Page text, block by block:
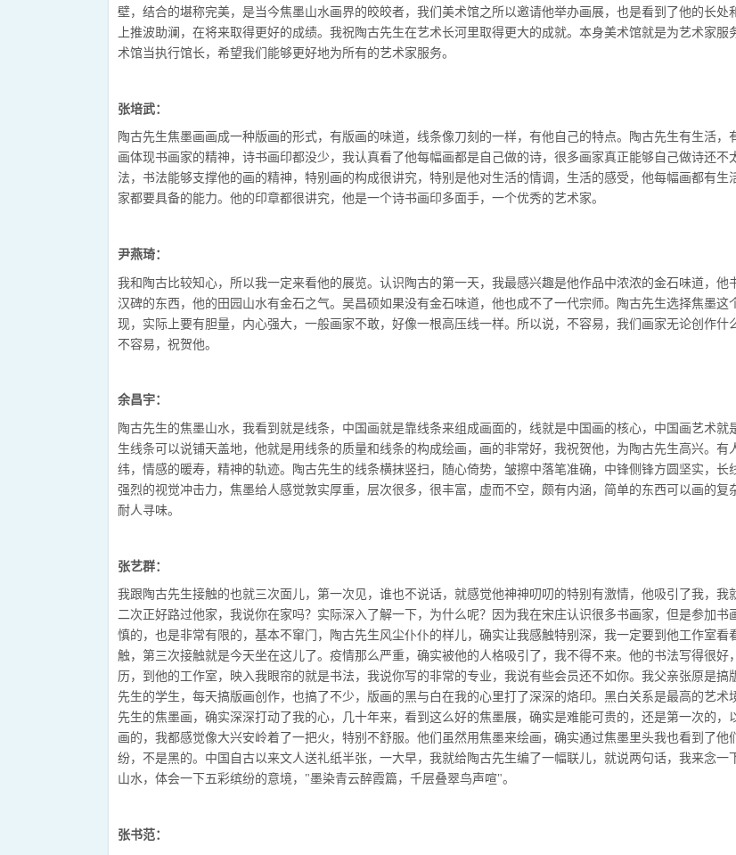
壁，结合的堪称完美，是当今焦墨山水画界的皎皎者，我们美术馆之所以邀请他举办画展，也是看到了他的长处
上推波助澜，在将来取得更好的成绩。我祝陶古先生在艺术长河里取得更大的成就。本身美术馆就是为艺术家服
术馆当执行馆长，希望我们能够更好地为所有的艺术家服务。
张培武：
陶古先生焦墨画画成一种版画的形式，有版画的味道，线条像刀刻的一样，有他自己的特点。陶古先生有生活，
画体现书画家的精神，诗书画印都没少，我认真看了他每幅画都是自己做的诗，很多画家真正能够自己做诗还不
法，书法能够支撑他的画的精神，特别画的构成很讲究，特别是他对生活的情调，生活的感受，他每幅画都有生
家都要具备的能力。他的印章都很讲究，他是一个诗书画印多面手，一个优秀的艺术家。
尹燕琦：
我和陶古比较知心，所以我一定来看他的展览。认识陶古的第一天，我最感兴趣是他作品中浓浓的金石味道，他
汉碑的东西，他的田园山水有金石之气。吴昌硕如果没有金石味道，他也成不了一代宗师。陶古先生选择焦墨这
现，实际上要有胆量，内心强大，一般画家不敢，好像一根高压线一样。所以说，不容易，我们画家无论创作什
不容易，祝贺他。
余昌宇：
陶古先生的焦墨山水，我看到就是线条，中国画就是靠线条来组成画面的，线就是中国画的核心，中国画艺术就
生线条可以说铺天盖地，他就是用线条的质量和线条的构成绘画，画的非常好，我祝贺他，为陶古先生高兴。有
纬，情感的暖寿，精神的轨迹。陶古先生的线条横抹竖扫，随心倚势，皱擦中落笔准确，中锋侧锋方圆坚实，长
强烈的视觉冲击力，焦墨给人感觉敦实厚重，层次很多，很丰富，虚而不空，颇有内涵，简单的东西可以画的复
耐人寻味。
张艺群：
我跟陶古先生接触的也就三次面儿，第一次见，谁也不说话，就感觉他神神叨叨的特别有激情，他吸引了我，我
二次正好路过他家，我说你在家吗？实际深入了解一下，为什么呢？因为我在宋庄认识很多书画家，但是参加书
慎的，也是非常有限的，基本不窜门，陶古先生风尘仆仆的样儿，确实让我感触特别深，我一定要到他工作室看
触，第三次接触就是今天坐在这儿了。疫情那么严重，确实被他的人格吸引了，我不得不来。他的书法写得很好
历，到他的工作室，映入我眼帘的就是书法，我说你写的非常的专业，我说有些会员还不如你。我父亲张原是搞
先生的学生，每天搞版画创作，也搞了不少，版画的黑与白在我的心里打了深深的烙印。黑白关系是最高的艺术
先生的焦墨画，确实深深打动了我的心，几十年来，看到这么好的焦墨展，确实是难能可贵的，还是第一次的，
画的，我都感觉像大兴安岭着了一把火，特别不舒服。他们虽然用焦墨来绘画，确实通过焦墨里头我也看到了他
纷，不是黑的。中国自古以来文人送礼纸半张，一大早，我就给陶古先生编了一幅联儿，就说两句话，我来念一
山水，体会一下五彩缤纷的意境，"墨染青云醉霞篇，千层叠翠鸟声喧"。
张书范：